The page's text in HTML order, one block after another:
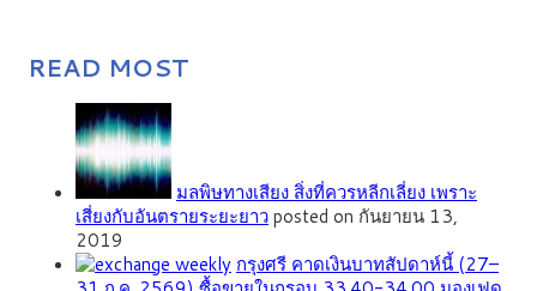
READ MOST
มลพิษทางเสียง สิ่งที่ควรหลีกเลี่ยง เพราะ
เสี่ยงกับอันตรายระยะยาวposted on กันยายน 13,
2019
กรุงศรี คาดเงินบาทสัปดาห์นี้ (27–